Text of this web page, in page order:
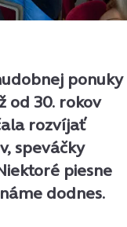
ponuky
od 30. rokov
rozvíjať
speváčky
piesne
dodnes.